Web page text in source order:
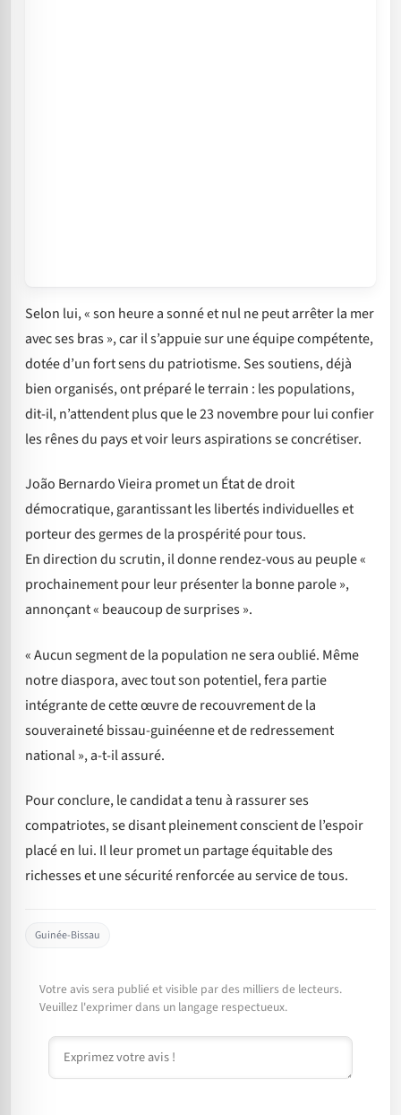
Selon lui, « son heure a sonné et nul ne peut arrêter la mer
avec ses bras », car il s’appuie sur une équipe compétente,
dotée d’un fort sens du patriotisme. Ses soutiens, déjà
bien organisés, ont préparé le terrain : les populations,
dit-il, n’attendent plus que le 23 novembre pour lui confier
les rênes du pays et voir leurs aspirations se concrétiser.
João Bernardo Vieira promet un État de droit
démocratique, garantissant les libertés individuelles et
porteur des germes de la prospérité pour tous.
En direction du scrutin, il donne rendez-vous au peuple «
prochainement pour leur présenter la bonne parole »,
annonçant « beaucoup de surprises ».
« Aucun segment de la population ne sera oublié. Même
notre diaspora, avec tout son potentiel, fera partie
intégrante de cette œuvre de recouvrement de la
souveraineté bissau-guinéenne et de redressement
national », a-t-il assuré.
Pour conclure, le candidat a tenu à rassurer ses
compatriotes, se disant pleinement conscient de l’espoir
placé en lui. Il leur promet un partage équitable des
richesses et une sécurité renforcée au service de tous.
Guinée-Bissau
Votre avis sera publié et visible par des milliers de lecteurs.
Veuillez l'exprimer dans un langage respectueux.
Commentaire